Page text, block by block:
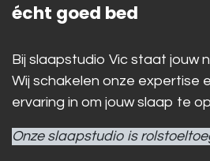
écht goed bed
Bij slaapstudio Vic staat jouw
Wij schakelen onze expertise
ervaring in om jouw slaap te
Onze slaapstudio is